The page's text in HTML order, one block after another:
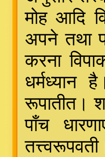
मोह आदि
अपने तथा
करना
रूपातीत।
पाँच